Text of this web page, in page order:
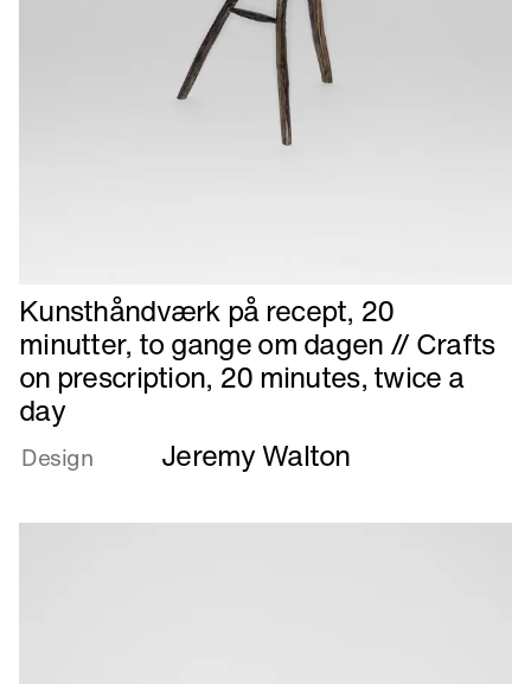
Læs
mere
om
Kunsthåndværk
på
20
to
Kunsthåndværk på recept, 20
minutter, to gange om dagen // Crafts
on prescription, 20 minutes, twice a
day
Design Jeremy Walton